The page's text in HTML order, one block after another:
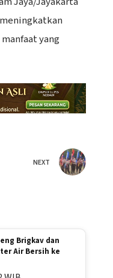
yang
NEXT
Brigkav dan
Air Bersih ke